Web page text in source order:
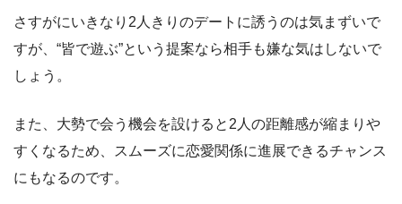
さすがにいきなり2人きりのデートに誘うのは気まずいで
すが、“皆で遊ぶ”という提案なら相手も嫌な気はしないで
しょう。
また、大勢で会う機会を設けると2人の距離感が縮まりや
すくなるため、スムーズに恋愛関係に進展できるチャンス
にもなるのです。